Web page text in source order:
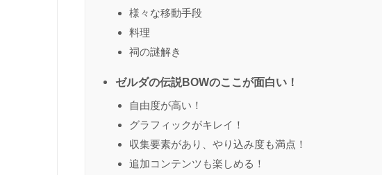
様々な移動手段
料理
祠の謎解き
ゼルダの伝説BOWのここが面白い！
自由度が高い！
グラフィックがキレイ！
収集要素があり、やり込み度も満点！
追加コンテンツも楽しめる！